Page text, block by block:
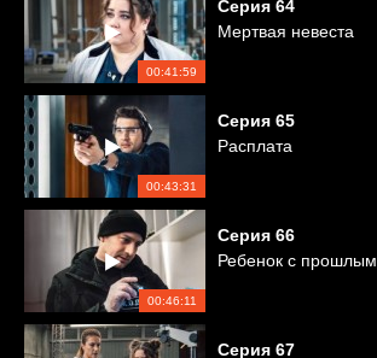
00:41:59
Серия 64
Мертвая невеста
00:43:31
Серия 65
Расплата
00:46:11
Серия 66
Ребенок с прошлым
Серия 67